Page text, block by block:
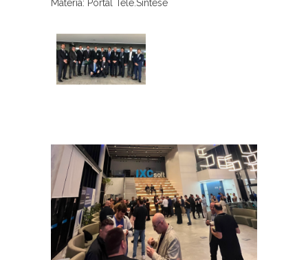
Materia: Portal Tele.Síntese